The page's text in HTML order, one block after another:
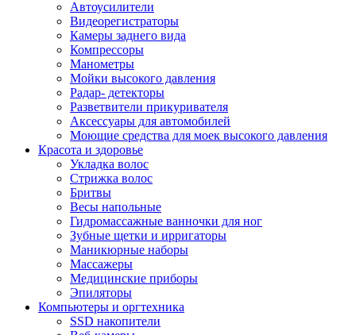
Автоусилители
Видеорегистраторы
Камеры заднего вида
Компрессоры
Манометры
Мойки высокого давления
Радар- детекторы
Разветвители прикуривателя
Аксессуары для автомобилей
Моющие средства для моек высокого давления
Красота и здоровье
Укладка волос
Стрижка волос
Бритвы
Весы напольные
Гидромассажные ванночки для ног
Зубные щетки и ирригаторы
Маникюрные наборы
Массажеры
Медицинские приборы
Эпиляторы
Компьютеры и оргтехника
SSD накопители